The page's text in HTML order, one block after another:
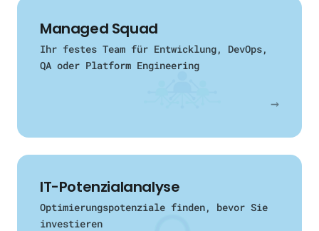
Managed Squad
Ihr festes Team für Entwicklung, DevOps,
QA oder Platform Engineering
→
IT-Potenzialanalyse
Optimierungspotenziale finden, bevor Sie
investieren